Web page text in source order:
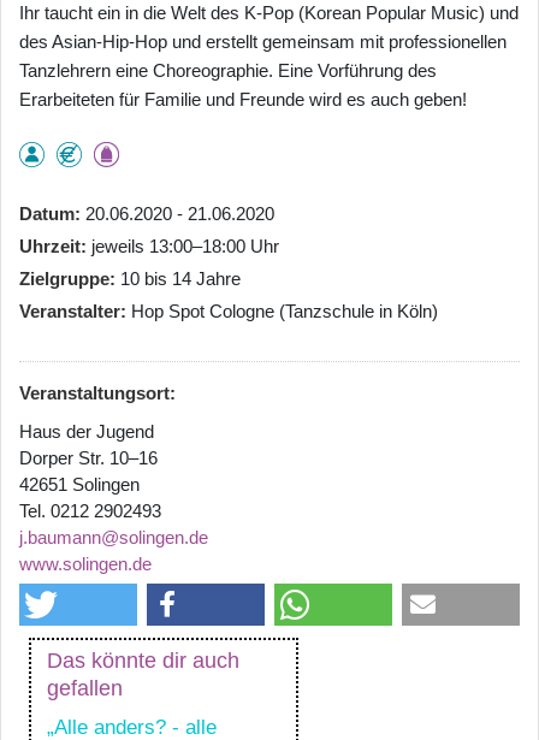
Ihr taucht ein in die Welt des K-Pop (Korean Popular Music) und
des Asian-Hip-Hop und erstellt gemeinsam mit professionellen
Tanzlehrern eine Choreographie. Eine Vorführung des
Erarbeiteten für Familie und Freunde wird es auch geben!
Datum 20.06.2020 - 21.06.2020
Uhrzeit jeweils 13:00–18:00 Uhr
Zielgruppe 10 bis 14 Jahre
Veranstalter Hop Spot Cologne (Tanzschule in Köln)
Veranstaltungsort:
Haus der Jugend
Dorper Str. 10–16
42651 Solingen
Tel. 0212 2902493
j.baumann@solingen.de
www.solingen.de
Das könnte dir auch
gefallen
„Alle anders? - alle